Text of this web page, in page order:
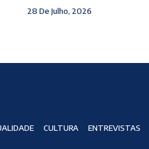
28 De Julho, 2026
CULTURA ENTREVISTAS